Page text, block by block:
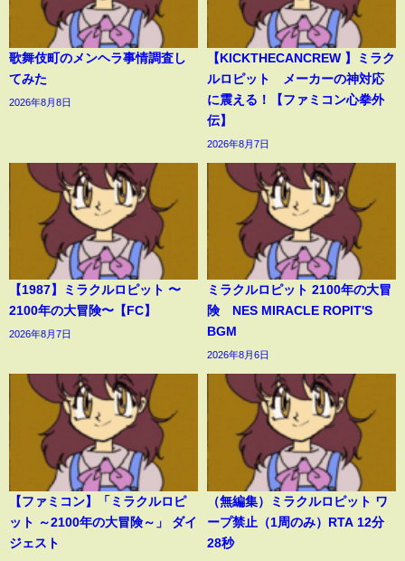
歌舞伎町のメンヘラ事情調査し
てみた
2026年8月8日
【KICKTHECANCREW 】ミラク
ルロピット メーカーの神対応
に震える！【ファミコン心拳外
伝】
2026年8月7日
【1987】ミラクルロピット 〜
2100年の大冒険〜【FC】
2026年8月7日
ミラクルロピット 2100年の大冒
険 NES MIRACLE ROPIT'S
BGM
2026年8月6日
【ファミコン】「ミラクルロピ
ット ～2100年の大冒険～」 ダイ
ジェスト
（無編集）ミラクルロピット ワ
ープ禁止（1周のみ）RTA 12分
28秒